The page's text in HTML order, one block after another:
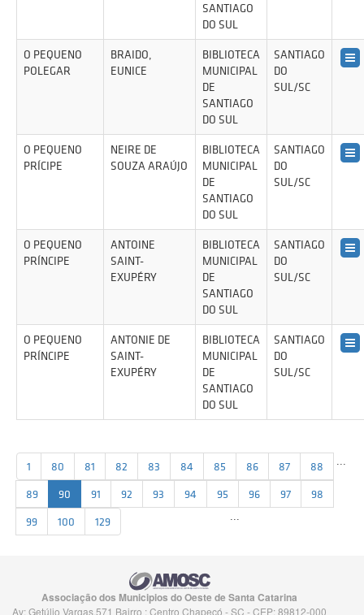
SANTIAGO
DO SUL
O PEQUENO
POLEGAR
BRAIDO,
EUNICE
BIBLIOTECA
MUNICIPAL
DE
SANTIAGO
DO SUL
SANTIAGO
DO
SUL/SC
O PEQUENO
PRÍCIPE
NEIRE DE
SOUZA ARAÚJO
BIBLIOTECA
MUNICIPAL
DE
SANTIAGO
DO SUL
SANTIAGO
DO
SUL/SC
O PEQUENO
PRÍNCIPE
ANTOINE
SAINT-
EXUPÉRY
BIBLIOTECA
MUNICIPAL
DE
SANTIAGO
DO SUL
SANTIAGO
DO
SUL/SC
O PEQUENO
PRÍNCIPE
ANTONIE DE
SAINT-
EXUPÉRY
BIBLIOTECA
MUNICIPAL
DE
SANTIAGO
DO SUL
SANTIAGO
DO
SUL/SC
1 ...
80 81 82 83 84 85 86 87
88
89
90 91 92 93 94 95 96 97
98
99
100 ...
129
Associação dos Municipios do Oeste de Santa Catarina
Av: Getúlio Vargas,571 Bairro : Centro Chapecó - SC - CEP: 89812-000